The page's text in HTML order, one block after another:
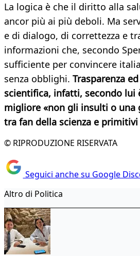
La logica è che il diritto alla
ancor più ai più deboli. Ma
e di dialogo, di correttezza e
informazioni che, secondo
sufficiente per convincere
senza obblighi. Trasparenza
scientifica, infatti, secondo lui
migliore «non gli insulti o una
tra fan della scienza e primitivi
© RIPRODUZIONE RISERVATA
Seguici anche su Google
Altro di Politica